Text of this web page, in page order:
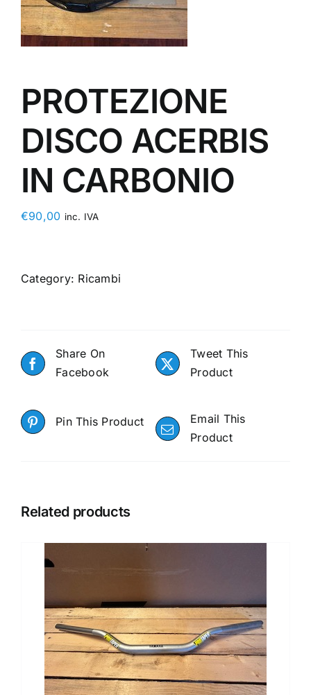
PROTEZIONE
DISCO ACERBIS
IN CARBONIO
€90,00 inc. IVA
Category: Ricambi
Share On
Facebook
Tweet This
Product
Pin This Product
Email This
Product
Related products